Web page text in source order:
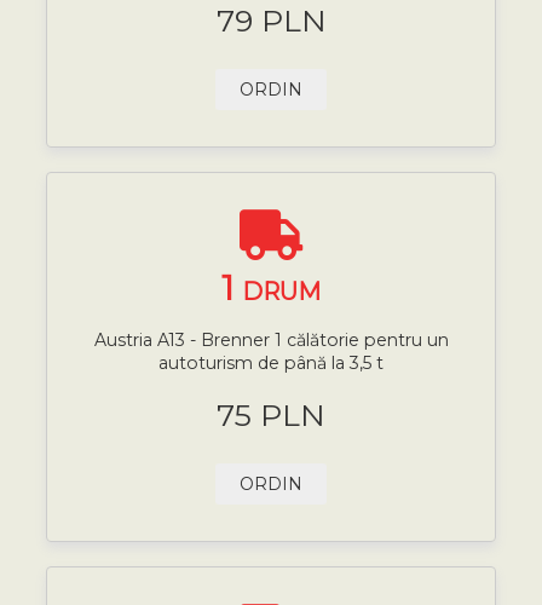
79 PLN
ORDIN
1 DRUM
Austria A13 - Brenner 1 călătorie pentru un
autoturism de până la 3,5 t
75 PLN
ORDIN